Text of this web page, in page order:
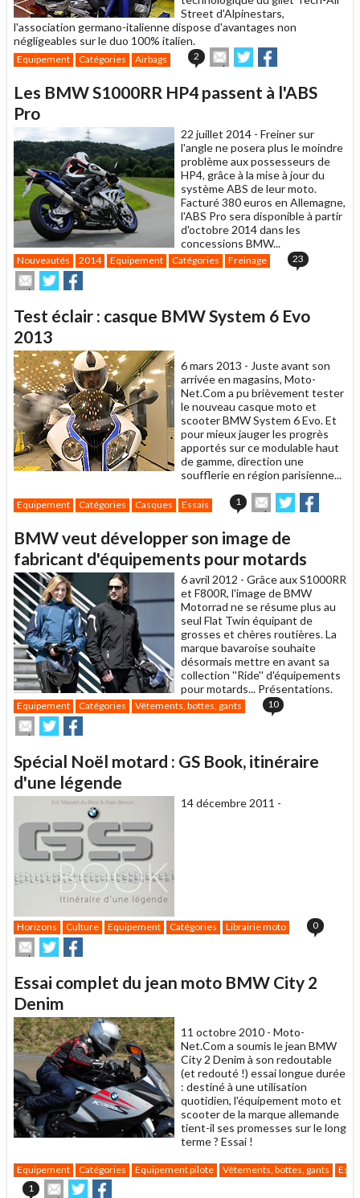
Street d'Alpinestars,
l'association germano-italienne dispose d'avantages non
négligeables sur le duo 100% italien.
Equipement Catégories Airbags 2
Envoyer
cet
à
Partager
sur sur
Les BMW S1000RR HP4 passent à l'ABS
Pro
22 juillet 2014 - Freiner sur
l'angle ne posera plus le moindre
problème aux possesseurs de
HP4, grâce à la mise à jour du
système ABS de leur moto.
Facturé 380 euros en Allemagne,
l'ABS Pro sera disponible à partir
d'octobre 2014 dans les
concessions BMW...
Nouveautés 2014 Equipement Catégories Freinage 23
Envoyer
cet
un
ami
Partager
sur
sur
Test éclair : casque BMW System 6 Evo
2013
6 mars 2013 - Juste avant son
arrivée en magasins, Moto-
Net.Com a pu brièvement tester
le nouveau casque moto et
scooter BMW System 6 Evo. Et
pour mieux jauger les progrès
apportés sur ce modulable haut
de gamme, direction une
soufflerie en région parisienne...
Equipement Catégories Casques Essais 1
Envoyer
cet
à
un
ami
Partager
sur sur
BMW veut développer son image de
fabricant d'équipements pour motards
6 avril 2012 - Grâce aux S1000RR
et F800R, l'image de BMW
Motorrad ne se résume plus au
seul Flat Twin équipant de
grosses et chères routières. La
marque bavaroise souhaite
désormais mettre en avant sa
collection ''Ride'' d'équipements
pour motards... Présentations.
Equipement Catégories Vêtements, bottes, gants 10
Envoyer
cet
à
un
ami
Partager
sur
sur
Spécial Noël motard : GS Book, itinéraire
d'une légende
14 décembre 2011 -
Horizons Culture Equipement Catégories Librairie moto 0
Envoyer
cet
à
un
ami
Partager
sur
sur
Essai complet du jean moto BMW City 2
Denim
11 octobre 2010 - Moto-
Net.Com a soumis le jean BMW
City 2 Denim à son redoutable
(et redouté !) essai longue durée
: destiné à une utilisation
quotidien, l'équipement moto et
scooter de la marque allemande
tient-il ses promesses sur le long
terme ? Essai !
Equipement Catégories Equipement pilote Vêtements, bottes, gants
1
EnvoyerPartager